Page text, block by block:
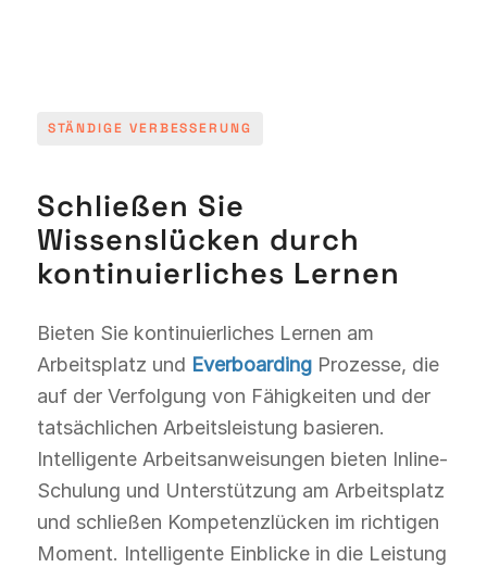
STÄNDIGE VERBESSERUNG
Schließen Sie
Wissenslücken durch
kontinuierliches Lernen
Bieten Sie kontinuierliches Lernen am
Arbeitsplatz und EverboardingProzesse, die
auf der Verfolgung von Fähigkeiten und der
tatsächlichen Arbeitsleistung basieren.
Intelligente Arbeitsanweisungen bieten Inline-
Schulung und Unterstützung am Arbeitsplatz
und schließen Kompetenzlücken im richtigen
Moment. Intelligente Einblicke in die Leistung